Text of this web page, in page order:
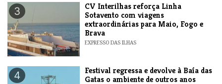
3
​CV Interilhas reforça Linha
Sotavento com viagens
extraordinárias para Maio, Fogo e
Brava
EXPRESSO DAS ILHAS
4
Festival regressa e devolve à Baía das
Gatas o ambiente de outros anos